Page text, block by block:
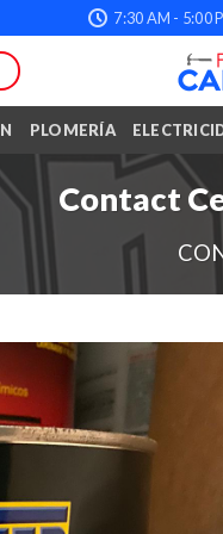
7:30 AM - 5:00
PLOMERÍA
Contact